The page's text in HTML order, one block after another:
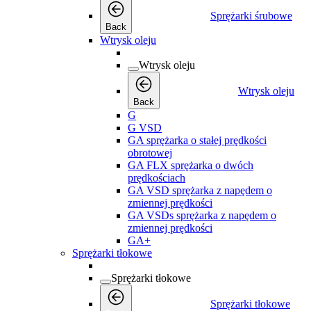
Back
Sprężarki śrubowe
Wtrysk oleju
Wtrysk oleju
Back
Wtrysk oleju
G
G VSD
GA sprężarka o stałej prędkości
obrotowej
GA FLX sprężarka o dwóch
prędkościach
GA VSD sprężarka z napędem o
zmiennej prędkości
GA VSDs sprężarka z napędem o
zmiennej prędkości
GA+
Sprężarki tłokowe
Sprężarki tłokowe
Sprężarki tłokowe